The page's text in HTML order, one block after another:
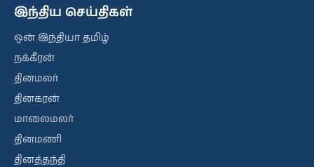
இந்திய செய்திகள்
ஒன் இந்தியா தமிழ்
நக்கீரன்
தினமலர்
தினகரன்
மாலைமலர்
தினமணி
தினத்தந்தி